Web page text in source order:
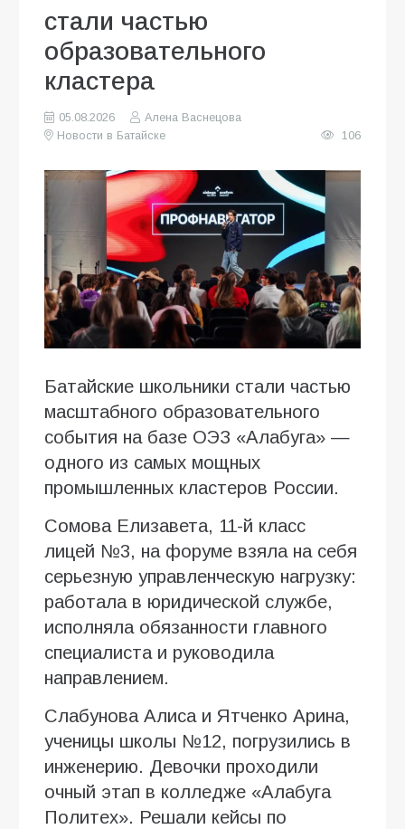
стали частью
образовательного
кластера
05.08.2026
Алена Васнецова
Новости в Батайске
106
Батайские школьники стали частью
масштабного образовательного
события на базе ОЭЗ «Алабуга» —
одного из самых мощных
промышленных кластеров России.
Сомова Елизавета, 11-й класс
лицей №3, на форуме взяла на себя
серьезную управленческую нагрузку:
работала в юридической службе,
исполняла обязанности главного
специалиста и руководила
направлением.
Слабунова Алиса и Ятченко Арина,
ученицы школы №12, погрузились в
инженерию. Девочки проходили
очный этап в колледже «Алабуга
Политех». Решали кейсы по